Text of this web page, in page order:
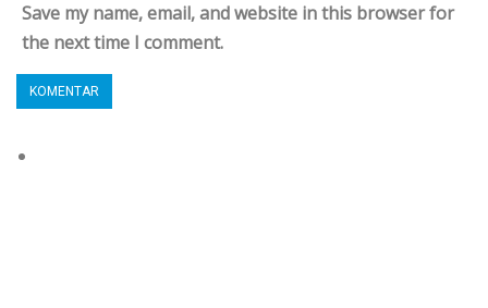
Save my name, email, and website in this browser for
the next time I comment.